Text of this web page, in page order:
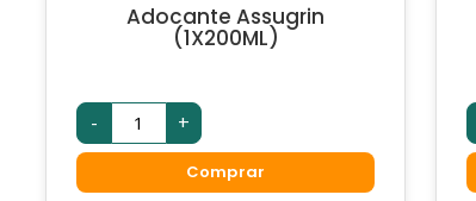
Adocante Assugrin
(1X200ML)
- Adocante
Assugrin
(1X200ML)
quantidade
+
Comprar